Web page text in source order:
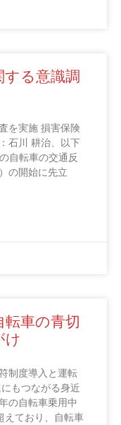
する意識調
を実施 損害保険
石川 耕治、以下
自転車の交通反
の開始に先立
転車の青切
け
制度導入と運転
もつながる身近
の自転車乗用中
えており、自転車